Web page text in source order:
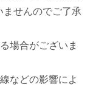
ませんのでご了承
場合がございま
などの影響によ